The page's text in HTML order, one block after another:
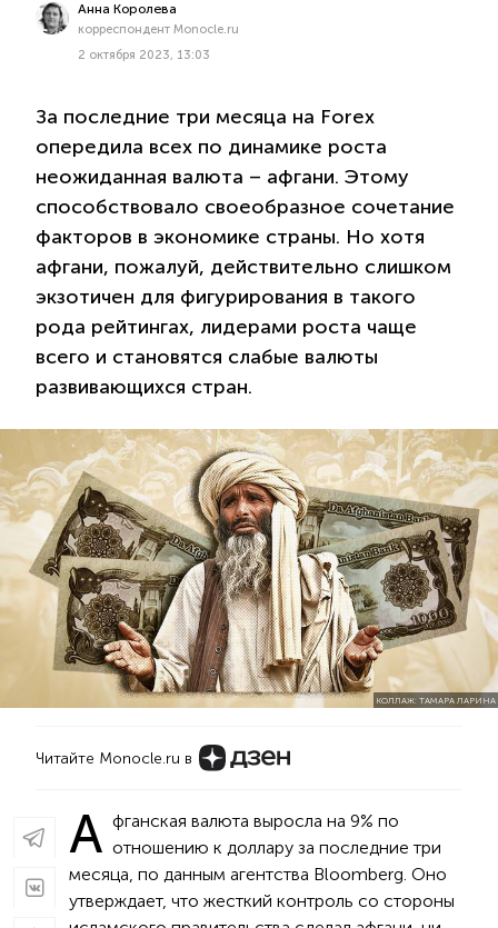
Анна Королева
корреспондент Monocle.ru
2 октября 2023, 13:03
За последние три месяца на Forex
опередила всех по динамике роста
неожиданная валюта – афгани. Этому
способствовало своеобразное сочетание
факторов в экономике страны. Но хотя
афгани, пожалуй, действительно слишком
экзотичен для фигурирования в такого
рода рейтингах, лидерами роста чаще
всего и становятся слабые валюты
развивающихся стран.
КОЛЛАЖ: ТАМАРА ЛАРИНА
Читайте Monocle.ru в
А фганская валюта выросла на 9% по
отношению к доллару за последние три
месяца, по данным агентства Bloomberg. Оно
утверждает, что жесткий контроль со стороны